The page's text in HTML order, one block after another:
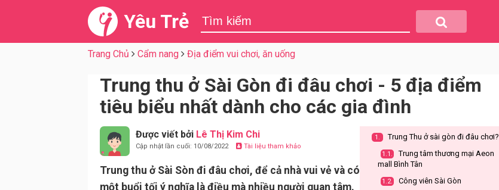
Yêu Trẻ
Trang Chủ Cẩm nang Địa điểm vui chơi, ăn uống
Trung thu ở Sài Gòn đi đâu chơi - 5 địa điểm
tiêu biểu nhất dành cho các gia đình
Được viết bởi Lê Thị Kim Chi
Cập nhật lần cuối: 10/08/2022 Tài liệu tham khảo
Trung thu ở Sài Sòn đi đâu chơi, để cả nhà vui vẻ và có
một buổi tối ý nghĩa là điều mà nhiều người quan tâm.
1. Trung Thu ở sài gòn đi đâu chơi?
1.1.
Trung tâm thương mại Aeon
mall Bình Tân
1.2. Công viên Sài Gòn